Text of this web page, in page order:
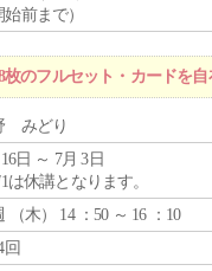
前まで）
のフルセット・カードを自
みどり
日 ～ 7月 3日
は休講となります。
（木） 14 ：50 ～ 16 ：10
回